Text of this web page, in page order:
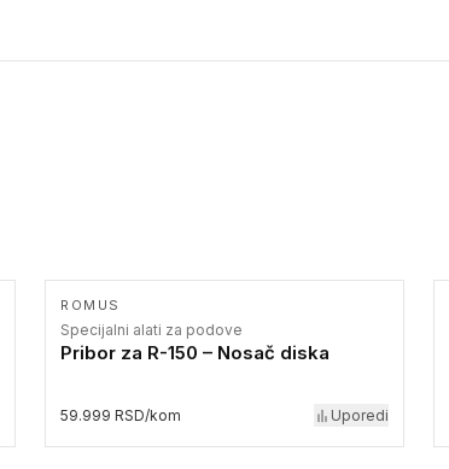
ROMUS
Specijalni alati za podove
Pribor za R-150 – Nosač diska
59.999 RSD/kom Uporedi